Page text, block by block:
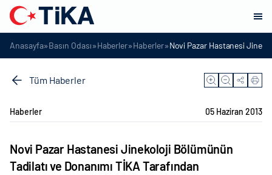
Anasayfa»Basın Odası»Haberler»Haberler»Novi Pazar Hastanesi
Tüm Haberler
Haberler 05 Haziran 2013
Novi Pazar Hastanesi Jinekoloji Bölümünün
Tadilatı ve Donanımı TİKA Tarafından